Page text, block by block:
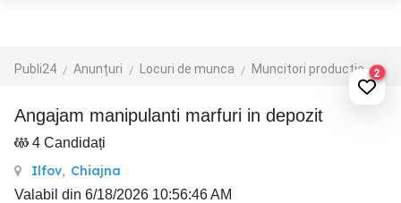
Publi24 Anunțuri Locuri de munca Muncitori productie - depozit - logistica2
Angajam manipulanti marfuri in depozit
4 Candidați
Ilfov, Chiajna
Valabil din 6/18/2026 10:56:46 AM